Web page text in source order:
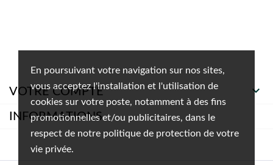
En poursuivant votre navigation sur nos sites,
vous acceptez l'installation et l'utilisation de
cookies sur votre poste, notamment à des fins
promotionnelles et/ou publicitaires, dans le
respect de notre politique de protection de votre
vie privée.
VOTRE COMPTE 
INFORMATIONS